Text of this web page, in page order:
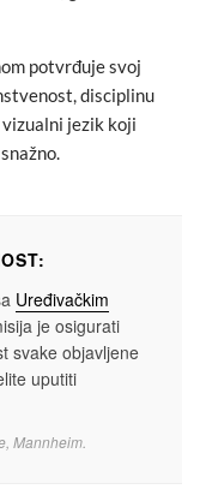
potvrđuje svoj
disciplinu
jezik koji
Uređivačkim
je osigurati
svake objavljene
uputiti
Mannheim.